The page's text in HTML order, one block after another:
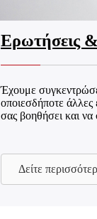
Ερωτήσεις
Έχουμε
οποιεσδήποτε άλλες
σας βοηθήσει και να
Δείτε